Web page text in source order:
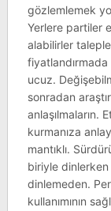
gözlemlemek
Yerlere partiler
alabilirler
fiyatlandırmada
ucuz.
sonradan
anlaşılmaların.
kurmanıza
mantıklı.
biriyle dinlerken
dinlemeden.
kullanımının